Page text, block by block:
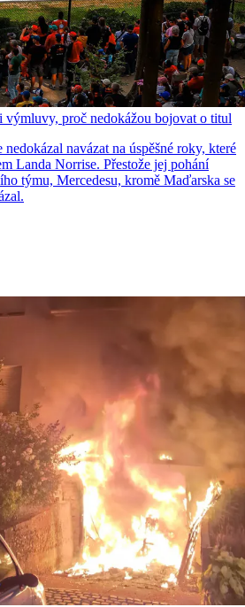
výmluvy, proč nedokážou bojovat o titul
navázat na úspěšné roky, které
Landa Norrise. Přestože jej pohání
týmu, Mercedesu, kromě Maďarska se